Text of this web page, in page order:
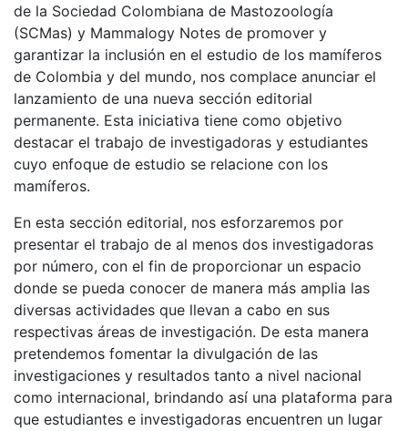
de la Sociedad Colombiana de Mastozoología
(SCMas) y Mammalogy Notes de promover y
garantizar la inclusión en el estudio de los mamíferos
de Colombia y del mundo, nos complace anunciar el
lanzamiento de una nueva sección editorial
permanente. Esta iniciativa tiene como objetivo
destacar el trabajo de investigadoras y estudiantes
cuyo enfoque de estudio se relacione con los
mamíferos.
En esta sección editorial, nos esforzaremos por
presentar el trabajo de al menos dos investigadoras
por número, con el fin de proporcionar un espacio
donde se pueda conocer de manera más amplia las
diversas actividades que llevan a cabo en sus
respectivas áreas de investigación. De esta manera
pretendemos fomentar la divulgación de las
investigaciones y resultados tanto a nivel nacional
como internacional, brindando así una plataforma para
que estudiantes e investigadoras encuentren un lugar